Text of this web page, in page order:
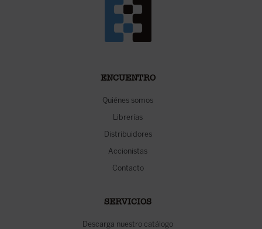
ENCUENTRO
Quiénes somos
Librerías
Distribuidores
Accionistas
Contacto
SERVICIOS
Descarga nuestro catálogo